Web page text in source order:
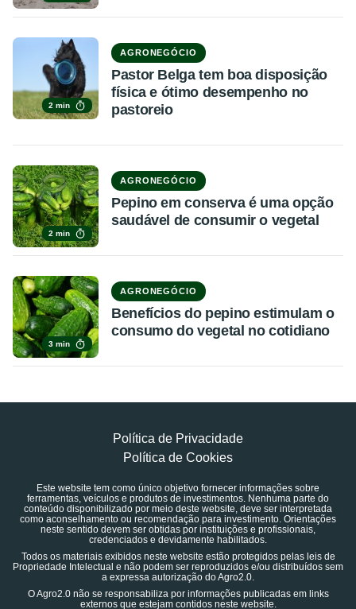
2 min
AGRONEGÓCIO
Pastor Belga tem boa disposição
física e ótimo desempenho no
pastoreio
2 min
AGRONEGÓCIO
Pepino em conserva é uma opção
saudável de consumir o vegetal
3 min
AGRONEGÓCIO
Benefícios do pepino estimulam o
consumo do vegetal no cotidiano
Política de Privacidade
Política de Cookies
Este website tem como único objetivo fornecer informações sobre
ferramentas, veículos e produtos de investimentos. Nenhuma parte do
conteúdo disponibilizado por meio deste website, deve ser interpretada
como aconselhamento ou recomendação para investimento. Orientações
neste sentido devem ser obtidas por instituições e profissionais,
credenciados e devidamente habilitados.
Todos os materiais exibidos neste website estão protegidos pelas leis de
Propriedade Intelectual e não podem ser reproduzidos e/ou distribuídos sem
a expressa autorização do Agro2.0.
O Agro2.0 não se responsabiliza por informações publicadas em links
externos que estejam contidos neste website.